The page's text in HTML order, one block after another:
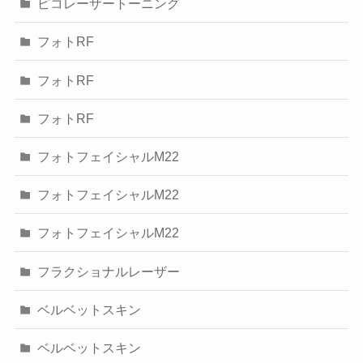
ピコレーザートーニング
フォトRF
フォトRF
フォトRF
フォトフェイシャルM22
フォトフェイシャルM22
フォトフェイシャルM22
フラクショナルレーザー
ベルベットスキン
ベルベットスキン